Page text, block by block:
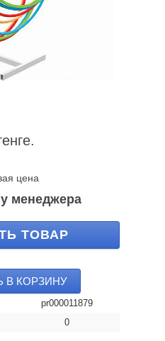
цена
менеджера
ТОВАР
В КОРЗИНУ
pr000011879
0